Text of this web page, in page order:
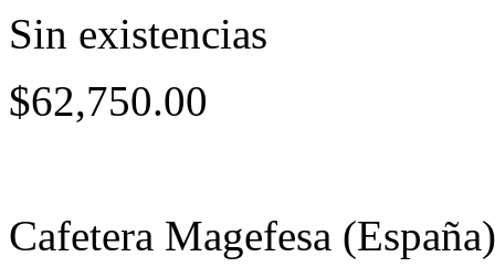
Sin existencias
$62,750.00
Cafetera Magefesa